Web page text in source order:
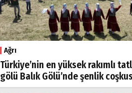
Ağrı
Türkiye’nin en yüksek rakımlı
gölü Balık Gölü’nde şenlik